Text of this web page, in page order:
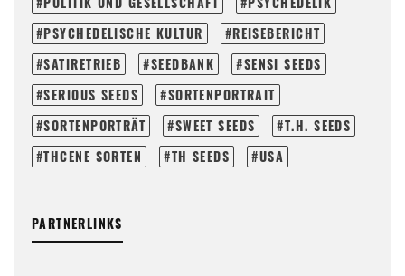
PSYCHEDELISCHE KULTUR
REISEBERICHT
SATIRETRIEB
SEEDBANK
SENSI SEEDS
SERIOUS SEEDS
SORTENPORTRAIT
SORTENPORTRÄT
SWEET SEEDS
T.H. SEEDS
THCENE SORTEN
TH SEEDS USA
PARTNERLINKS